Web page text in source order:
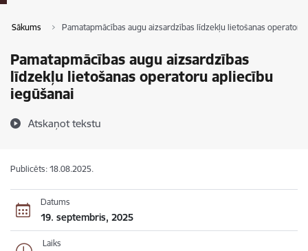
Sākums Pamatapmācības augu aizsardzības līdzekļu lietošanas
Pamatapmācības augu aizsardzības
līdzekļu lietošanas operatoru apliecību
iegūšanai
Atskaņot tekstu
Publicēts: 18.08.2025.
Datums
19. septembris, 2025
Laiks